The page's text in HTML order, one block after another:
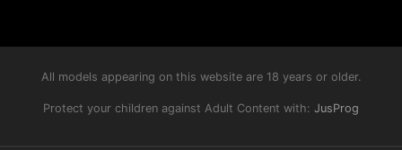
All models appearing on this website are 18 years or older.
Protect your children against Adult Content with: JusProg